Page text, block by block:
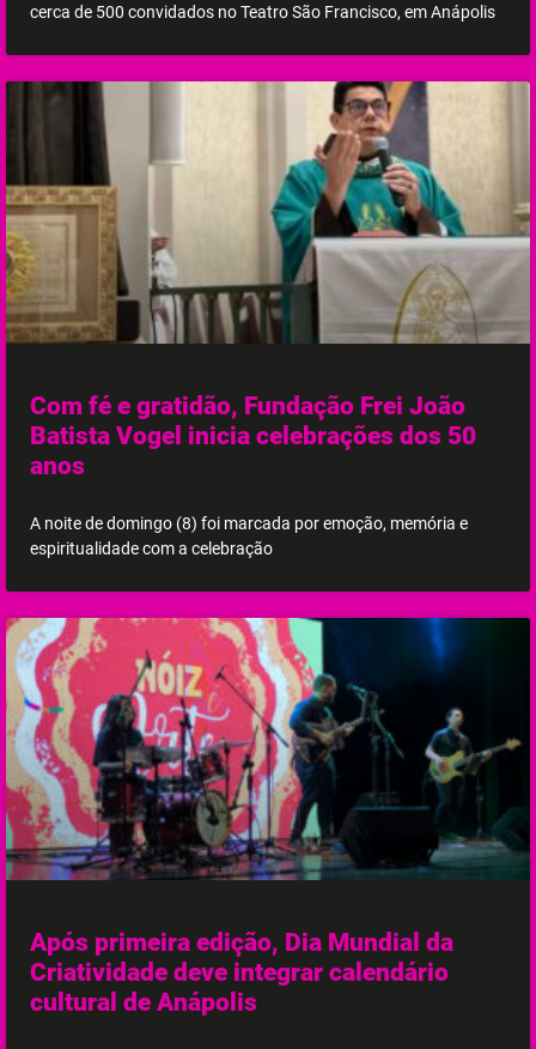
cerca de 500 convidados no Teatro São Francisco, em Anápolis
Com fé e gratidão, Fundação Frei João
Batista Vogel inicia celebrações dos 50
anos
A noite de domingo (8) foi marcada por emoção, memória e
espiritualidade com a celebração
Após primeira edição, Dia Mundial da
Criatividade deve integrar calendário
cultural de Anápolis